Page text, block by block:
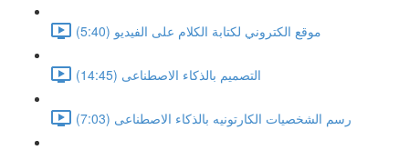
موقع الكتروني لكتابة الكلام على الفيديو (5:40)
التصميم بالذكاء الاصطناعى (14:45)
رسم الشخصيات الكارتونيه بالذكاء الاصطناعى (7:03)